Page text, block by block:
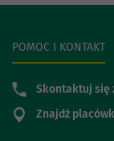
POMOC I KONTAKT
Skontaktuj się
Znajdź